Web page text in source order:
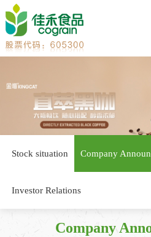
Stock situation Company
Investor Relations
Company